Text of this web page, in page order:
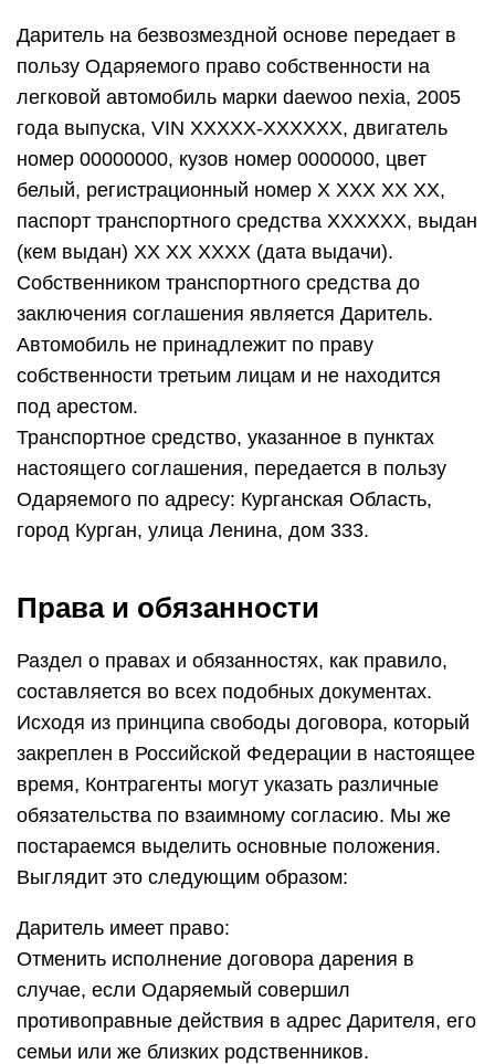
Даритель на безвозмездной основе передает в
пользу Одаряемого право собственности на
легковой автомобиль марки daewoo nexia, 2005
года выпуска, VIN ХХХХХ-ХХХХХХ, двигатель
номер 00000000, кузов номер 0000000, цвет
белый, регистрационный номер Х ХХХ ХХ ХХ,
паспорт транспортного средства ХХХХХХ, выдан
(кем выдан) ХХ ХХ ХХХХ (дата выдачи).
Собственником транспортного средства до
заключения соглашения является Даритель.
Автомобиль не принадлежит по праву
собственности третьим лицам и не находится
под арестом.
Транспортное средство, указанное в пунктах
настоящего соглашения, передается в пользу
Одаряемого по адресу: Курганская Область,
город Курган, улица Ленина, дом 333.
Права и обязанности
Раздел о правах и обязанностях, как правило,
составляется во всех подобных документах.
Исходя из принципа свободы договора, который
закреплен в Российской Федерации в настоящее
время, Контрагенты могут указать различные
обязательства по взаимному согласию. Мы же
постараемся выделить основные положения.
Выглядит это следующим образом:
Даритель имеет право:
Отменить исполнение договора дарения в
случае, если Одаряемый совершил
противоправные действия в адрес Дарителя, его
семьи или же близких родственников.